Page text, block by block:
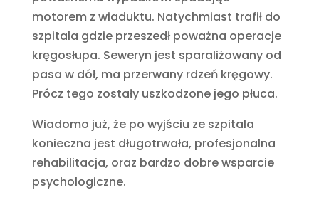
motorem z wiaduktu. Natychmiast trafił do
szpitala gdzie przeszedł poważna operacje
kręgosłupa. Seweryn jest sparaliżowany od
pasa w dół, ma przerwany rdzeń kręgowy.
Prócz tego zostały uszkodzone jego płuca.
Wiadomo już, że po wyjściu ze szpitala
konieczna jest długotrwała, profesjonalna
rehabilitacja, oraz bardzo dobre wsparcie
psychologiczne.